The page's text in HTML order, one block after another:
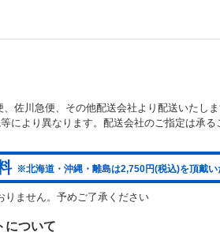
佐川急便、その他配送会社より配送いたしま
により異なります。配送会社のご指定は承る
※北海道・沖縄・離島は2,750円(税込)を頂戴い
ません。予めご了承ください
について